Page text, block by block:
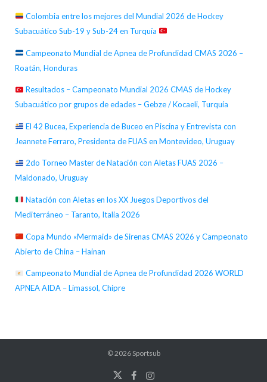
Colombia entre los mejores del Mundial 2026 de Hockey
Subacuático Sub-19 y Sub-24 en Turquía
Campeonato Mundial de Apnea de Profundidad CMAS 2026 –
Roatán, Honduras
Resultados – Campeonato Mundial 2026 CMAS de Hockey
Subacuático por grupos de edades – Gebze / Kocaeli, Turquía
El 42 Bucea, Experiencia de Buceo en Piscina y Entrevista con
Jeannete Ferraro, Presidenta de FUAS en Montevideo, Uruguay
2do Torneo Master de Natación con Aletas FUAS 2026 –
Maldonado, Uruguay
Natación con Aletas en los XX Juegos Deportivos del
Mediterráneo – Taranto, Italia 2026
Copa Mundo «Mermaid» de Sirenas CMAS 2026 y Campeonato
Abierto de China – Hainan
Campeonato Mundial de Apnea de Profundidad 2026 WORLD
APNEA AIDA – Limassol, Chipre
© 2026 Sportsub